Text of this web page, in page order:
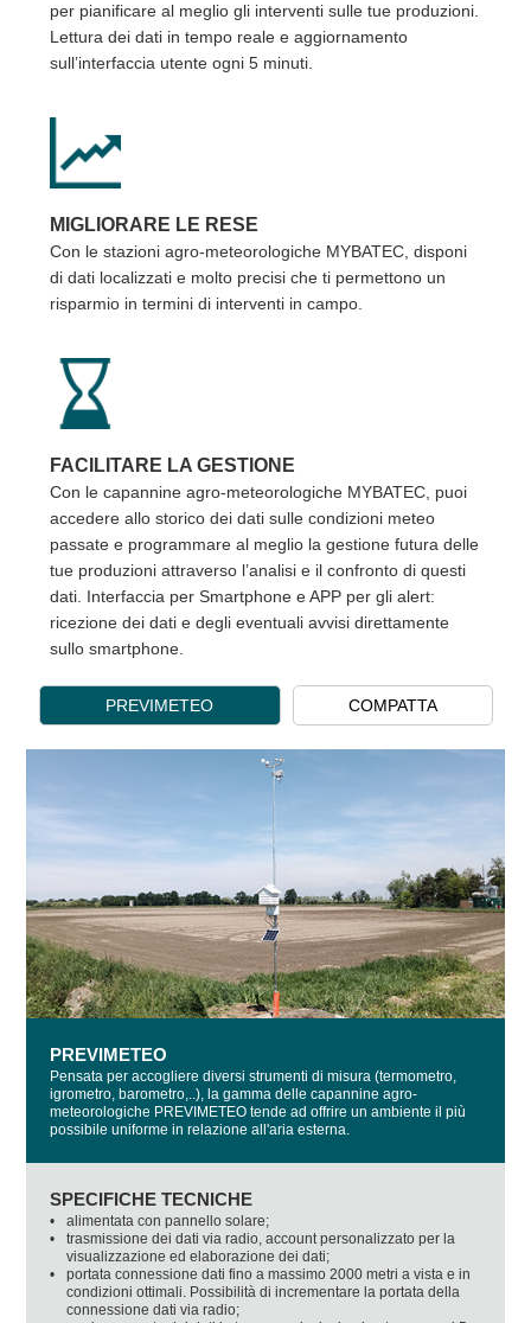
per pianificare al meglio gli interventi sulle tue produzioni.
Lettura dei dati in tempo reale e aggiornamento
sull’interfaccia utente ogni 5 minuti.
MIGLIORARE LE RESE
Con le stazioni agro-meteorologiche MYBATEC, disponi
di dati localizzati e molto precisi che ti permettono un
risparmio in termini di interventi in campo.
FACILITARE LA GESTIONE
Con le capannine agro-meteorologiche MYBATEC, puoi
accedere allo storico dei dati sulle condizioni meteo
passate e programmare al meglio la gestione futura delle
tue produzioni attraverso l’analisi e il confronto di questi
dati. Interfaccia per Smartphone e APP per gli alert:
ricezione dei dati e degli eventuali avvisi direttamente
sullo smartphone.
PREVIMETEO COMPATTA
PREVIMETEO
Pensata per accogliere diversi strumenti di misura (termometro,
igrometro, barometro,..), la gamma delle capannine agro-
meteorologiche PREVIMETEO tende ad offrire un ambiente il più
possibile uniforme in relazione all'aria esterna.
SPECIFICHE TECNICHE
•
alimentata con pannello solare;
•
trasmissione dei dati via radio, account personalizzato per la
visualizzazione ed elaborazione dei dati;
•
portata connessione dati fino a massimo 2000 metri a vista e in
condizioni ottimali. Possibilità di incrementare la portata della
connessione dati via radio;